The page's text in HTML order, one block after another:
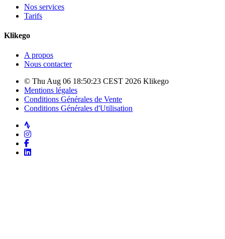
Nos services
Tarifs
Klikego
A propos
Nous contacter
© Thu Aug 06 18:50:23 CEST 2026 Klikego
Mentions légales
Conditions Générales de Vente
Conditions Générales d'Utilisation
Strava
Instagram
Facebook
LinkedIn